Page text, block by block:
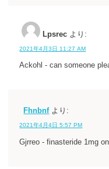
Lpsrec より:
2021年4月3日 11:27 AM
Ackohl - can someone
Fhnbnf より:
2021年4月4日 5:57 PM
Gjrreo - finasteride 1mg